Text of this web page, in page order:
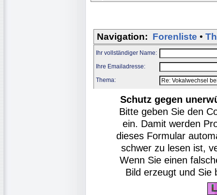
Navigation: Forenliste •
Ihr vollständiger Name:
Ihre Emailadresse:
Thema:
Schutz gegen
Bitte geben Sie den
ein. Damit werden
dieses Formular
schwer zu lesen ist,
Wenn Sie einen
Bild erzeugt und Sie